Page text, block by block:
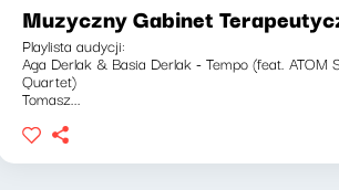
Muzyczny Gabinet
Playlista audycji:
Aga Derlak & Basia Derlak - Tempo (feat. ATOM
Quartet)
Tomasz...